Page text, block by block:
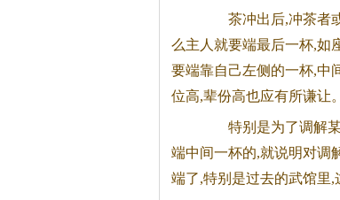
茶冲出后,冲茶者
么主人就要端最后一杯,如
要端靠自己左侧的一杯,中
位高,辈份高也应有所谦让。
特别是为了调解某
端中间一杯的,就说明对调
端了,特别是过去的武馆里,